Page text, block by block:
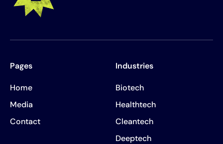
Pages
Home
Media
Contact
Industries
Biotech
Healthtech
Cleantech
Deeptech